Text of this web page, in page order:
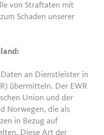
von Straftaten mit
Schaden unserer
an Dienstleister in
übermitteln. Der EWR
Union und der
Norwegen, die als
in Bezug auf
Diese Art der